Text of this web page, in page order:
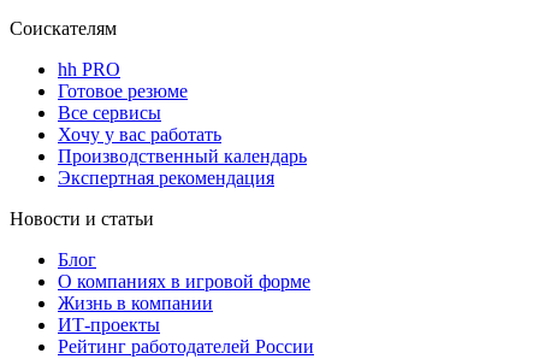
Соискателям
hh PRO
Готовое резюме
Все сервисы
Хочу у вас работать
Производственный календарь
Экспертная рекомендация
Новости и статьи
Блог
О компаниях в игровой форме
Жизнь в компании
ИТ-проекты
Рейтинг работодателей России